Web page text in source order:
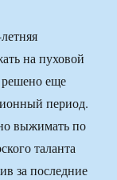
на пуховой
решено еще
период.
выжимать по
таланта
за последние